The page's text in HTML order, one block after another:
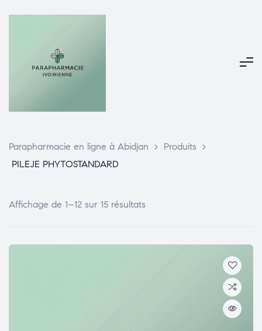
Parapharmacie en ligne à Abidjan > Produits
>
PILEJE PHYTOSTANDARD
Affichage de 1–12 sur 15 résultats